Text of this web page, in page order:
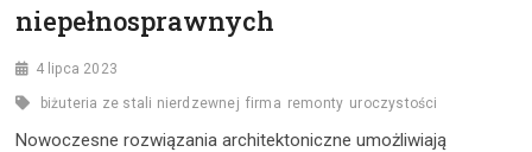
niepełnosprawnych
4 lipca 2023
biżuteria ze stali nierdzewnej firma remonty uroczystości
Nowoczesne rozwiązania architektoniczne umożliwiają